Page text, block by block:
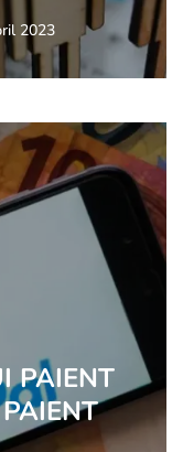
2023
PAIENT